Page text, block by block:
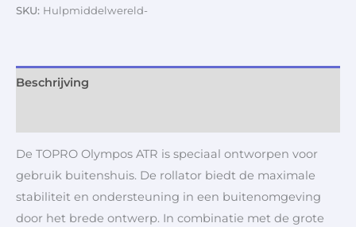
SKU: Hulpmiddelwereld-
Beschrijving
De TOPRO Olympos ATR is speciaal ontworpen voor
gebruik buitenshuis. De rollator biedt de maximale
stabiliteit en ondersteuning in een buitenomgeving
door het brede ontwerp. In combinatie met de grote